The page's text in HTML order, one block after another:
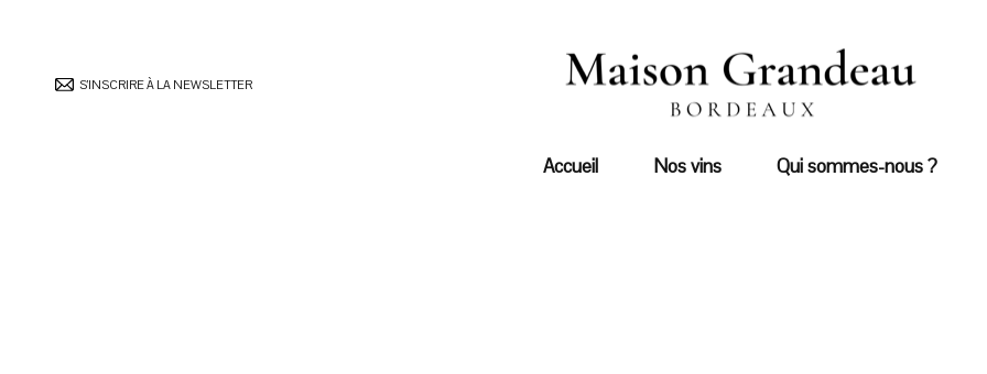
S’INSCRIRE À LA NEWSLETTER
Accueil Nos vins Qui sommes-nous ?